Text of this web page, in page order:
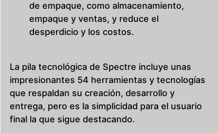
de empaque, como almacenamiento,
empaque y ventas, y reduce el
desperdicio y los costos.
La pila tecnológica de Spectre incluye unas
impresionantes 54 herramientas y tecnologías
que respaldan su creación, desarrollo y
entrega, pero es la simplicidad para el usuario
final la que sigue destacando.